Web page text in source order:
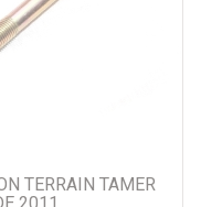
TERRAIN TAMER